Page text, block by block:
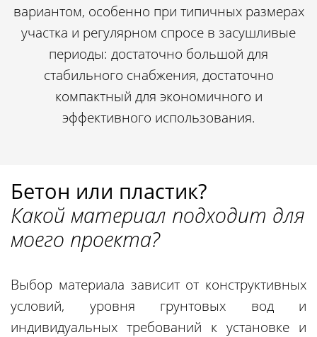
вариантом, особенно при типичных размерах
участка и регулярном спросе в засушливые
периоды: достаточно большой для
стабильного снабжения, достаточно
компактный для экономичного и
эффективного использования.
Бетон или пластик?
Какой материал подходит для
моего проекта?
Выбор материала зависит от конструктивных
условий, уровня грунтовых вод и
индивидуальных требований к установке и